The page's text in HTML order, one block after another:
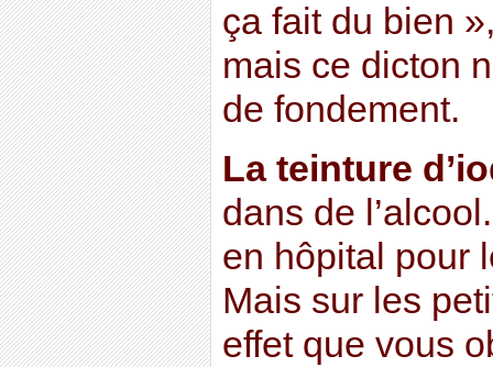
ça fait du bien
mais ce dicton
de fondement.
La teinture
dans de
en hôpital pour
Mais sur les
effet que vous